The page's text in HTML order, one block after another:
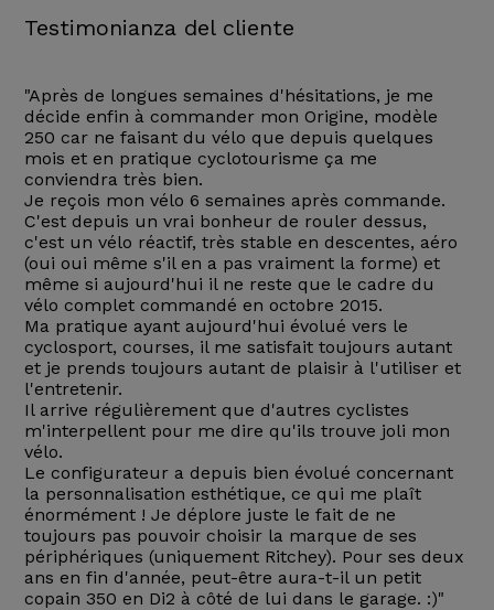
Testimonianza del cliente
"Après de longues semaines d'hésitations, je me
décide enfin à commander mon Origine, modèle
250 car ne faisant du vélo que depuis quelques
mois et en pratique cyclotourisme ça me
conviendra très bien.
Je reçois mon vélo 6 semaines après commande.
C'est depuis un vrai bonheur de rouler dessus,
c'est un vélo réactif, très stable en descentes, aéro
(oui oui même s'il en a pas vraiment la forme) et
même si aujourd'hui il ne reste que le cadre du
vélo complet commandé en octobre 2015.
Ma pratique ayant aujourd'hui évolué vers le
cyclosport, courses, il me satisfait toujours autant
et je prends toujours autant de plaisir à l'utiliser et
l'entretenir.
Il arrive régulièrement que d'autres cyclistes
m'interpellent pour me dire qu'ils trouve joli mon
vélo.
Le configurateur a depuis bien évolué concernant
la personnalisation esthétique, ce qui me plaît
énormément ! Je déplore juste le fait de ne
toujours pas pouvoir choisir la marque de ses
périphériques (uniquement Ritchey). Pour ses deux
ans en fin d'année, peut-être aura-t-il un petit
copain 350 en Di2 à côté de lui dans le garage. :)"